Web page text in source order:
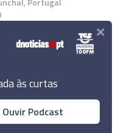
App
Notícias, Lda.
às curtas
Ouvir Podcast
×